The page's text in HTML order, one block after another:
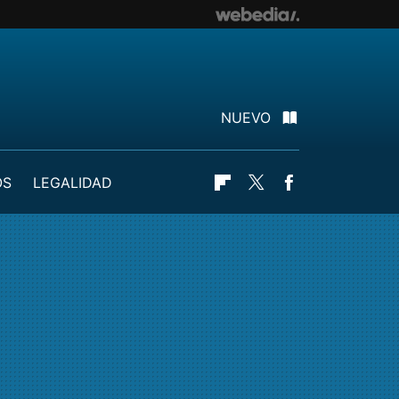
NUEVO
LEGALIDAD Flipboard
Twitter